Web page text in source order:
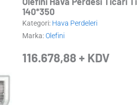
140*350
Kategori: Hava Perdeleri
Marka:Olefini
116.678,88 + KDV